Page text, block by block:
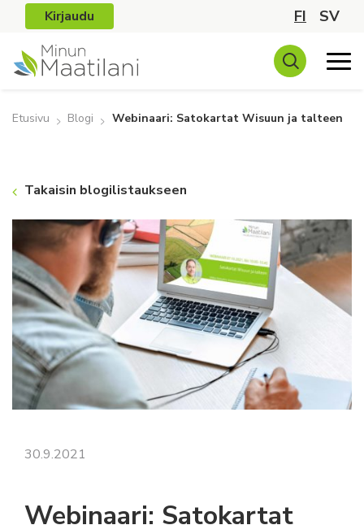
Kirjaudu FI SV
Etusivu Blogi Webinaari: Satokartat Wisuun ja talteen
Takaisin blogilistaukseen
30.9.2021
Webinaari: Satokartat